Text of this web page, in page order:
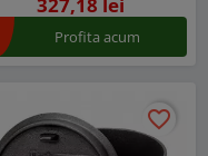
Profita acum
favorite_border
favorite_border